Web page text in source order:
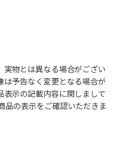
物とは異なる場合がござい
は予告なく変更となる場合が
表示の記載内容に関しまして
品の表示をご確認いただきま